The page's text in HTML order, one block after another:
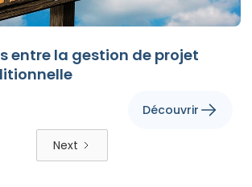
entre la gestion de projet
Découvrir
Next